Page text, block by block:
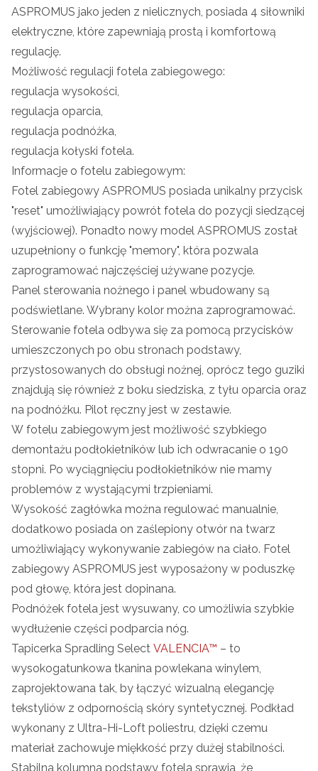
ASPROMUS jako jeden z nielicznych, posiada 4 siłowniki
elektryczne, które zapewniają prostą i komfortową
regulację.
Możliwość regulacji fotela zabiegowego:
regulacja wysokości,
regulacja oparcia,
regulacja podnóżka,
regulacja kołyski fotela.
Informacje o fotelu zabiegowym:
Fotel zabiegowy ASPROMUS posiada unikalny przycisk
"reset" umożliwiający powrót fotela do pozycji siedzącej
(wyjściowej). Ponadto nowy model ASPROMUS został
uzupełniony o funkcję "memory", która pozwala
zaprogramować najczęściej używane pozycje.
Panel sterowania nożnego i panel wbudowany są
podświetlane. Wybrany kolor można zaprogramować.
Sterowanie fotela odbywa się za pomocą przycisków
umieszczonych po obu stronach podstawy,
przystosowanych do obsługi nożnej, oprócz tego guziki
znajdują się również z boku siedziska, z tyłu oparcia oraz
na podnóżku. Pilot ręczny jest w zestawie.
W fotelu zabiegowym jest możliwość szybkiego
demontażu podłokietników lub ich odwracanie o 190
stopni. Po wyciągnięciu podłokietników nie mamy
problemów z wystającymi trzpieniami.
Wysokość zagłówka można regulować manualnie,
dodatkowo posiada on zaślepiony otwór na twarz
umożliwiający wykonywanie zabiegów na ciało. Fotel
zabiegowy ASPROMUS jest wyposażony w poduszkę
pod głowę, która jest dopinana.
Podnóżek fotela jest wysuwany, co umożliwia szybkie
wydłużenie części podparcia nóg.
Tapicerka Spradling Select VALENCIA™ – to
wysokogatunkowa tkanina powlekana winylem,
zaprojektowana tak, by łączyć wizualną elegancję
tekstyliów z odpornością skóry syntetycznej. Podkład
wykonany z Ultra-Hi-Loft poliestru, dzięki czemu
materiał zachowuje miękkość przy dużej stabilności.
Stabilna kolumna podstawy fotela sprawia, że